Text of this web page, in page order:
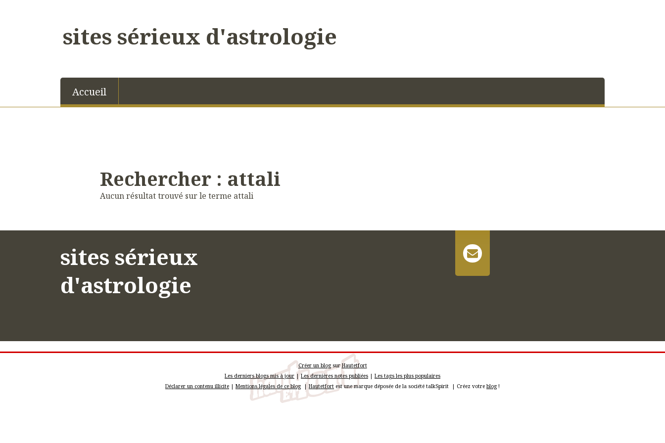
sites sérieux d'astrologie
Accueil
Rechercher : attali
Aucun résultat trouvé sur le terme attali
sites sérieux
d'astrologie
Créer un blogsurHautetfort
Les derniers blogs mis à jour |Les dernières notes publiées | Les tags les plus populaires
Déclarer un contenu illicite | Mentions légales de ce blog | Hautetfort est une marque déposée de la société talkSpirit | Créez votre blog !